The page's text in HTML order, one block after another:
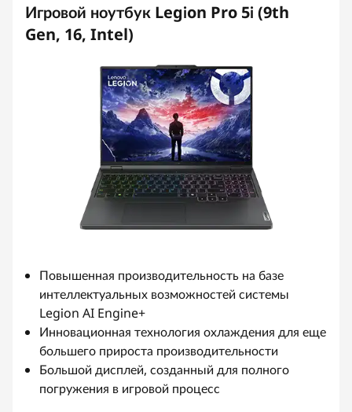
Игровой ноутбук Legion Pro 5i (9th
Gen, 16, Intel)
Повышенная производительность на базе
интеллектуальных возможностей системы
Legion AI Engine+
Инновационная технология охлаждения для еще
большего прироста производительности
Большой дисплей, созданный для полного
погружения в игровой процесс